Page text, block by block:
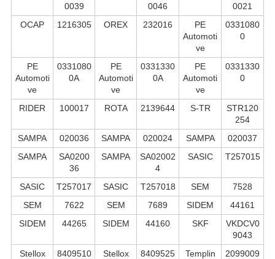
0039
0046
0021
OCAP
1216305 OREX 232016
PE
Automoti
ve
0331080
0
PE
Automoti
ve
0331080
0A
PE
Automoti
ve
0331330
0A
PE
Automoti
ve
0331330
0
RIDER 100017 ROTA 2139644 S-TR
STR120
254
SAMPA
020036 SAMPA 020024 SAMPA
020037
SAMPA
SA0200
36
SAMPA
SA02002
4
SASIC T257015
SASIC T257017 SASIC T257018 SEM
7528
SEM
7622 SEM 7689 SIDEM
44161
SIDEM
44265 SIDEM 44160 SKF
VKDCV0
9043
Stellox
8409510
Stellox
8409525
Templin
2099009